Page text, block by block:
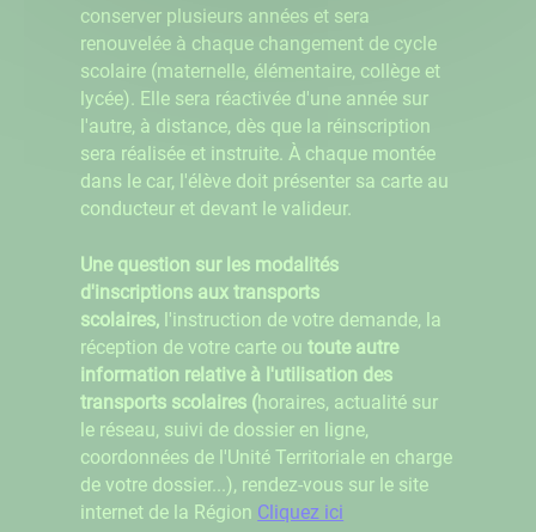
conserver plusieurs années et sera
renouvelée à chaque changement de cycle
scolaire (maternelle, élémentaire, collège et
lycée). Elle sera réactivée d'une année sur
l'autre, à distance, dès que la réinscription
sera réalisée et instruite. À chaque montée
dans le car, l'élève doit présenter sa carte au
conducteur et devant le valideur.
Une question sur les modalités
d'inscriptions aux transports
scolaires, l'instruction de votre demande, la
réception de votre carte ou toute autre
information relative à l'utilisation des
transports scolaires (horaires, actualité sur
le réseau, suivi de dossier en ligne,
coordonnées de l'Unité Territoriale en charge
de votre dossier...), rendez-vous sur le site
internet de la Région Cliquez ici